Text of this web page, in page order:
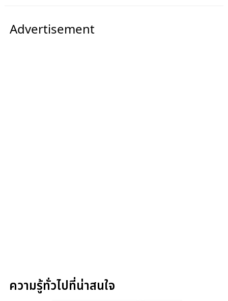
Advertisement
ความรู้ทั่วไปที่น่าสนใจ